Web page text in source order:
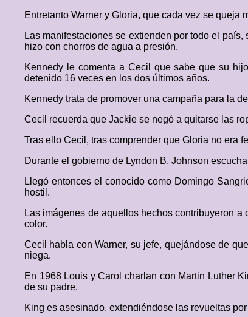
Entretanto Warner y Gloria, que cada vez se
Las manifestaciones se extienden por todo el
hizo con chorros de agua a presión.
Kennedy le comenta a Cecil que sabe que su
detenido 16 veces en los dos últimos años.
Kennedy trata de promover una campaña para la
Cecil recuerda que Jackie se negó a quitarse las
Tras ello Cecil, tras comprender que Gloria no era
Durante el gobierno de Lyndon B. Johnson
Llegó entonces el conocido como Domingo
hostil.
Las imágenes de aquellos hechos contribuyeron
color.
Cecil habla con Warner, su jefe, quejándose de
niega.
En 1968 Louis y Carol charlan con Martin Luther
de su padre.
King es asesinado, extendiéndose las revueltas